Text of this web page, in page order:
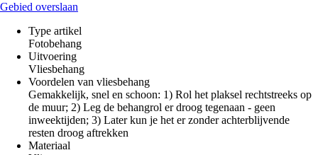
Gebied overslaan
Type artikel
Fotobehang
Uitvoering
Vliesbehang
Voordelen van vliesbehang
Gemakkelijk, snel en schoon: 1) Rol het plaksel rechtstreeks op
de muur; 2) Leg de behangrol er droog tegenaan - geen
inweektijden; 3) Later kun je het er zonder achterblijvende
resten droog aftrekken
Materiaal